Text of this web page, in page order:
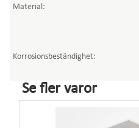
Material:
Korrosionsbeständighet:
Se fler varor